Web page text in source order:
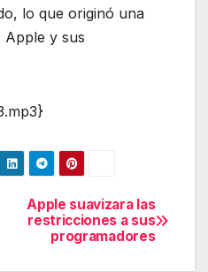
lo que originó una
Apple y sus
Apple suavizara las
restricciones a sus
programadores